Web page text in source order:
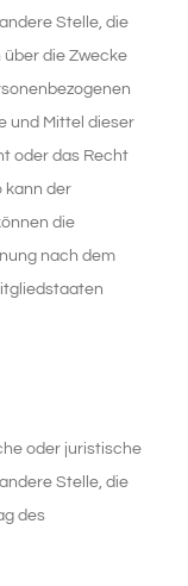
Stelle, die
die Zwecke
und Mittel dieser
oder das Recht
kann der
die
nach dem
oder juristische
Stelle, die
des